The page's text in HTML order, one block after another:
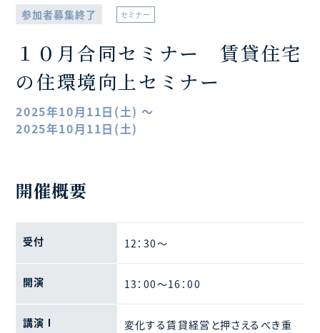
参加者募集終了 セミナー
１０月合同セミナー 賃貸住宅
の住環境向上セミナー
2025年10月11日(土) ～
2025年10月11日(土)
開催概要
受付 12：30～
開演 13：00～16：00
講演Ⅰ
変化する賃貸経営と押さえるべき重